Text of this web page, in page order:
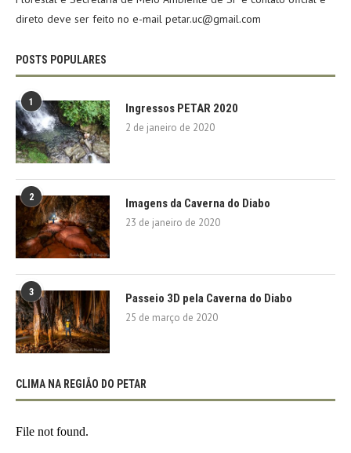
direto deve ser feito no e-mail petar.uc@gmail.com
POSTS POPULARES
1 Ingressos PETAR 2020
2 de janeiro de 2020
2 Imagens da Caverna do Diabo
23 de janeiro de 2020
3 Passeio 3D pela Caverna do Diabo
25 de março de 2020
CLIMA NA REGIÃO DO PETAR